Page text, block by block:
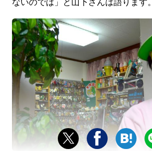
ないのでは」と山下さんは語ります。